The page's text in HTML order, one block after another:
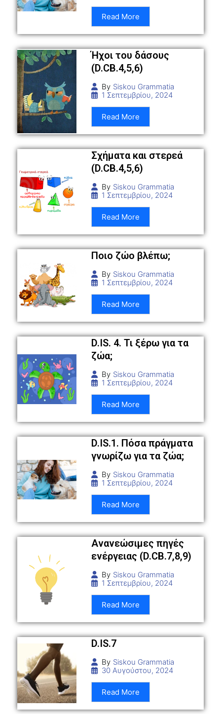
Read More
Ήχοι του δάσους
(D.CB.4,5,6)
By Siskou Grammatia
1 Σεπτεμβρίου, 2024
Read More
Σχήματα και στερεά
(D.CB.4,5,6)
By Siskou Grammatia
1 Σεπτεμβρίου, 2024
Read More
Ποιο ζώο βλέπω;
By Siskou Grammatia
1 Σεπτεμβρίου, 2024
Read More
D.IS. 4. Τι ξέρω για τα
ζώα;
By Siskou Grammatia
1 Σεπτεμβρίου, 2024
Read More
D.IS.1. Πόσα πράγματα
γνωρίζω για τα ζώα;
By Siskou Grammatia
1 Σεπτεμβρίου, 2024
Read More
Ανανεώσιμες πηγές
ενέργειας (D.CB.7,8,9)
By Siskou Grammatia
1 Σεπτεμβρίου, 2024
Read More
D.IS.7
By Siskou Grammatia
30 Αυγούστου, 2024
Read More